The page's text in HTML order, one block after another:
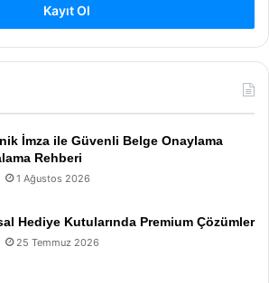
Kayıt Ol
İmza ile Güvenli Belge Onaylama
Rehberi
1 Ağustos 2026
Hediye Kutularında Premium Çözümler
25 Temmuz 2026